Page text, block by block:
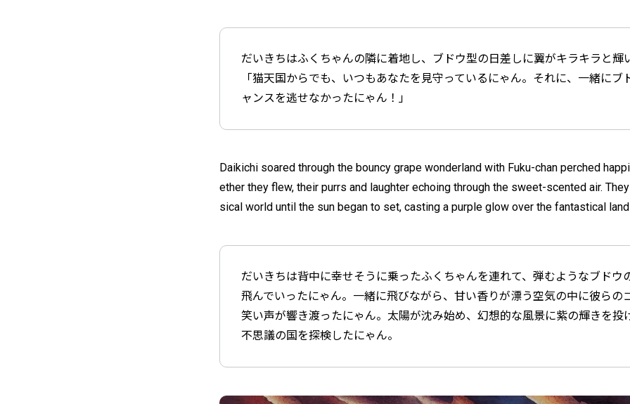
だいきちはふくちゃんの隣に着地し、ブドウ型の日差しに翼がキラキラと輝
「猫天国からでも、いつもあなたを見守っているにゃん。それに、一緒にブ
ャンスを逃せなかったにゃん！」
Daikichi soared through the bouncy grape wonderland with Fuku-chan perched
ether they flew, their purrs and laughter echoing through the sweet-scented air.
sical world until the sun began to set, casting a purple glow over the fantastical
だいきちは背中に幸せそうに乗ったふくちゃんを連れて、弾むようなブドウ
飛んでいったにゃん。一緒に飛びながら、甘い香りが漂う空気の中に彼らの
笑い声が響き渡ったにゃん。太陽が沈み始め、幻想的な風景に紫の輝きを投
不思議の国を探検したにゃん。